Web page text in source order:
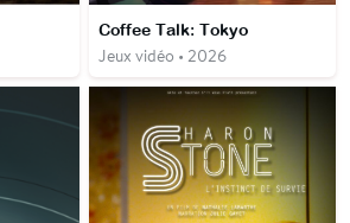
Coffee Talk: Tokyo
Jeux vidéo • 2026